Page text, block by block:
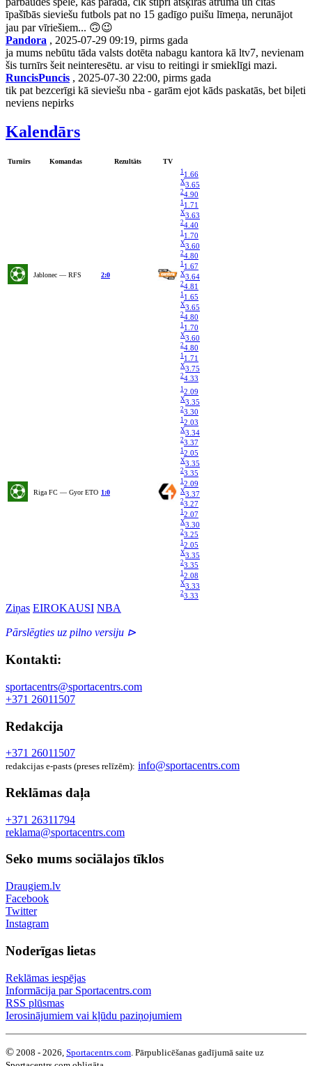
īpašībās sieviešu futbols pat no 15 gadīgo puišu līmeņa, nerunājot
jau par vīriešiem... 🙃😉
Pandora , 2025-07-29 09:19, pirms gada
ja mums nebūtu tāda valsts dotēta nabagu kantora kā ltv7, nevienam
šis turnīrs šeit neinteresētu. ar visu to reitingi ir smieklīgi mazi.
RuncisPuncis , 2025-07-30 22:00, pirms gada
tik pat bezcerīgi kā sieviešu nba - garām ejot kāds paskatās, bet biļeti
neviens nepirks
Kalendārs
Turnīrs Komandas Rezultāts TV
Jablonec — RFS 2:0
1 1.66
X3.65
24.90
1 1.71
X3.63
24.40
1 1.70
X3.60
24.80
1 1.67
X3.64
24.81
1 1.65
X3.65
24.80
1 1.70
X3.60
24.80
1 1.71
X3.75
24.33
Riga FC — Gyor ETO 1:0
12.09
X3.35
23.30
12.03
X3.34
23.37
12.05
X3.35
23.35
12.09
X3.37
23.27
12.07
X3.30
23.25
12.05
X3.35
23.35
12.08
X3.33
23.33
Ziņas EIROKAUSI NBA
Pārslēgties uz pilno versiju ⊳
Kontakti:
sportacentrs@sportacentrs.com
+371 26011507
Redakcija
+371 26011507
redakcijas e-pasts (preses relīzēm): info@sportacentrs.com
Reklāmas daļa
+371 26311794
reklama@sportacentrs.com
Seko mums sociālajos tīklos
Draugiem.lv
Facebook
Twitter
Instagram
Noderīgas lietas
Reklāmas iespējas
Informācija par Sportacentrs.com
RSS plūsmas
Ierosinājumiem vai kļūdu paziņojumiem
© 2008 - 2026, Sportacentrs.com . Pārpublicēšanas gadījumā saite uz